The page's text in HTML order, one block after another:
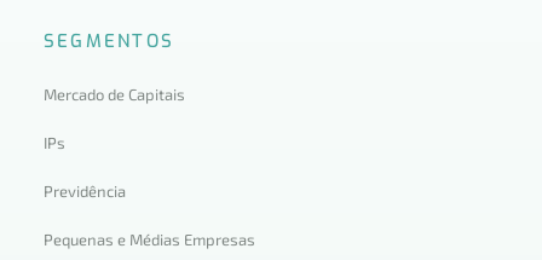
SEGMENTOS
Mercado de Capitais
IPs
Previdência
Pequenas e Médias Empresas